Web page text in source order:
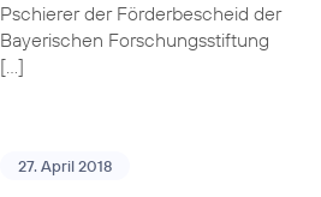
Pschierer der Förderbescheid der
Bayerischen Forschungsstiftung
[…]
27. April 2018